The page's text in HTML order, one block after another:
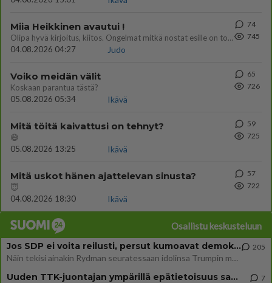
Miia Heikkinen avautui !
Olipa hyvä kirjoitus, kiitos. Ongelmat mitkä nostat esille on todellisia ja tämä ylimielisyys totta ja se näkyy kaikessa
04.08.2026 04:27
Judo
74
745
Voiko meidän välit
Koskaan parantua tästä?
05.08.2026 05:34
Ikävä
65
726
Mitä töitä kaivattusi on tehnyt?
😅
05.08.2026 13:25
Ikävä
59
725
Mitä uskot hänen ajattelevan sinusta?
😇
04.08.2026 18:30
Ikävä
57
722
Osallistu keskusteluun
Jos SDP ei voita reilusti, persut kumoavat demokratian Suomesta
Näin tekisi ainakin Rydman seuratessaan idolinsa Trumpin mallia https://www.is.fi/politiikka/art-2000012187244.html
205
Uuden TTK-juontajan ympärillä epätietoisuus sakenee - Nyt MTV hämmentää soppaa 7